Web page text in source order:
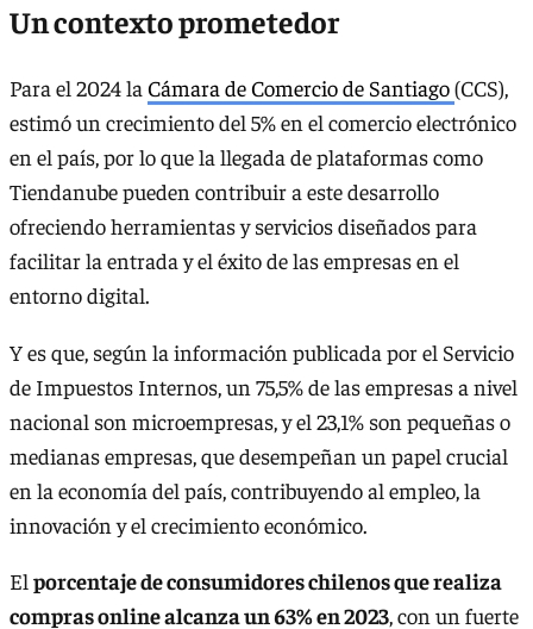
Un contexto prometedor
Para el 2024 la Cámara de Comercio de Santiago(CCS),
estimó un crecimiento del 5% en el comercio electrónico
en el país, por lo que la llegada de plataformas como
Tiendanube pueden contribuir a este desarrollo
ofreciendo herramientas y servicios diseñados para
facilitar la entrada y el éxito de las empresas en el
entorno digital.
Y es que, según la información publicada por el Servicio
de Impuestos Internos, un 75,5% de las empresas a nivel
nacional son microempresas, y el 23,1% son pequeñas o
medianas empresas, que desempeñan un papel crucial
en la economía del país, contribuyendo al empleo, la
innovación y el crecimiento económico.
El porcentaje de consumidores chilenos que realiza
compras online alcanza un 63% en 2023, con un fuerte